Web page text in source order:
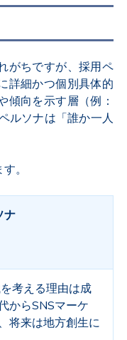
がちですが、採用ペ
詳細かつ個別具体的
傾向を示す層（例：
ルソナは「誰か一人
。
ナ
考える理由は成
からSNSマーケ
将来は地方創生に